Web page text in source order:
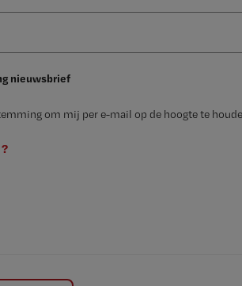
nieuwsbrief
om mij per e-mail op de hoogte te
?